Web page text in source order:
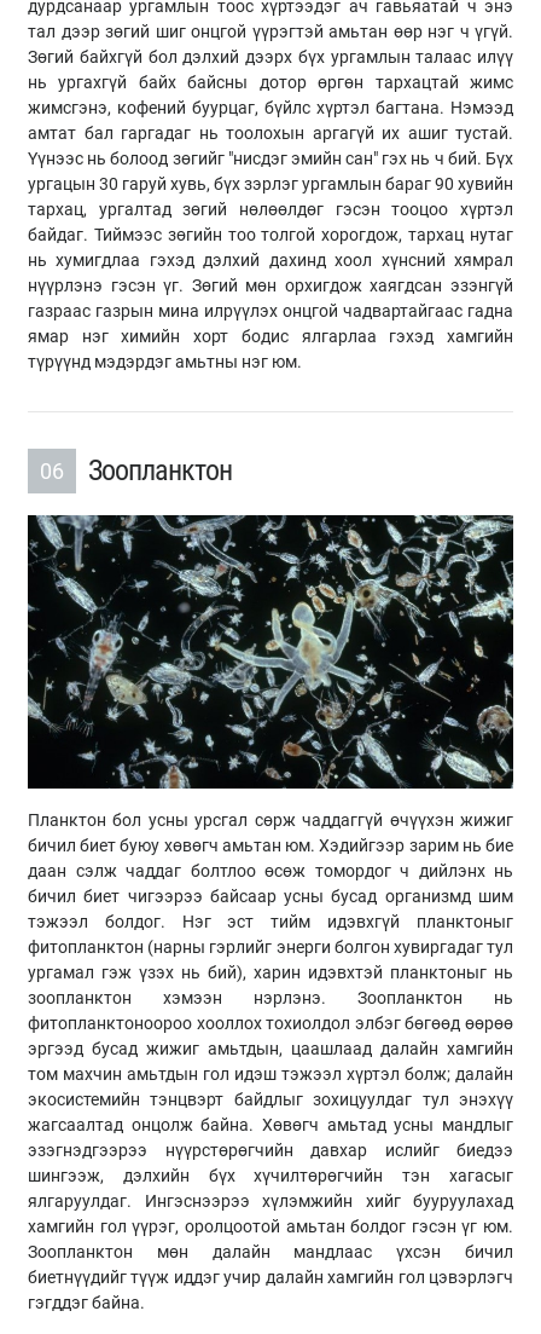
дурдсанаар ургамлын тоос хүртээдэг ач гавьяатай ч энэ
тал дээр зөгий шиг онцгой үүрэгтэй амьтан өөр нэг ч үгүй.
Зөгий байхгүй бол дэлхий дээрх бүх ургамлын талаас илүү
нь ургахгүй байх байсны дотор өргөн тархацтай жимс
жимсгэнэ, кофений буурцаг, бүйлс хүртэл багтана. Нэмээд
амтат бал гаргадаг нь тоолохын аргагүй их ашиг тустай.
Үүнээс нь болоод зөгийг "нисдэг эмийн сан" гэх нь ч бий. Бүх
ургацын 30 гаруй хувь, бүх зэрлэг ургамлын бараг 90 хувийн
тархац, ургалтад зөгий нөлөөлдөг гэсэн тооцоо хүртэл
байдаг. Тиймээс зөгийн тоо толгой хорогдож, тархац нутаг
нь хумигдлаа гэхэд дэлхий дахинд хоол хүнсний хямрал
нүүрлэнэ гэсэн үг. Зөгий мөн орхигдож хаягдсан эзэнгүй
газраас газрын мина илрүүлэх онцгой чадвартайгаас гадна
ямар нэг химийн хорт бодис ялгарлаа гэхэд хамгийн
түрүүнд мэдэрдэг амьтны нэг юм.
06 Зоопланктон
Планктон бол усны урсгал сөрж чаддаггүй өчүүхэн жижиг
бичил биет буюу хөвөгч амьтан юм. Хэдийгээр зарим нь бие
даан сэлж чаддаг болтлоо өсөж томордог ч дийлэнх нь
бичил биет чигээрээ байсаар усны бусад организмд шим
тэжээл болдог. Нэг эст тийм идэвхгүй планктоныг
фитопланктон (нарны гэрлийг энерги болгон хувиргадаг тул
ургамал гэж үзэх нь бий), харин идэвхтэй планктоныг нь
зоопланктон хэмээн нэрлэнэ. Зоопланктон нь
фитопланктоноороо хооллох тохиолдол элбэг бөгөөд өөрөө
эргээд бусад жижиг амьтдын, цаашлаад далайн хамгийн
том махчин амьтдын гол идэш тэжээл хүртэл болж; далайн
экосистемийн тэнцвэрт байдлыг зохицуулдаг тул энэхүү
жагсаалтад онцолж байна. Хөвөгч амьтад усны мандлыг
эзэгнэдгээрээ нүүрстөрөгчийн давхар ислийг биедээ
шингээж, дэлхийн бүх хүчилтөрөгчийн тэн хагасыг
ялгаруулдаг. Ингэснээрээ хүлэмжийн хийг бууруулахад
хамгийн гол үүрэг, оролцоотой амьтан болдог гэсэн үг юм.
Зоопланктон мөн далайн мандлаас үхсэн бичил
биетнүүдийг түүж иддэг учир далайн хамгийн гол цэвэрлэгч
гэгддэг байна.